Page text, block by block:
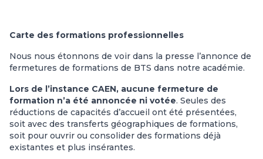
Carte des formations professionnelles
Nous nous étonnons de voir dans la presse l’annonce de
fermetures de formations de BTS dans notre académie.
Lors de l’instance CAEN, aucune fermeture de
formation n’a été annoncée ni votée. Seules des
réductions de capacités d’accueil ont été présentées,
soit avec des transferts géographiques de formations,
soit pour ouvrir ou consolider des formations déjà
existantes et plus insérantes.